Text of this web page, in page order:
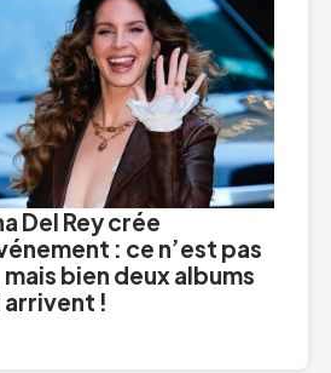
Del Rey crée
: ce n’est pas
mais bien deux albums
arrivent !